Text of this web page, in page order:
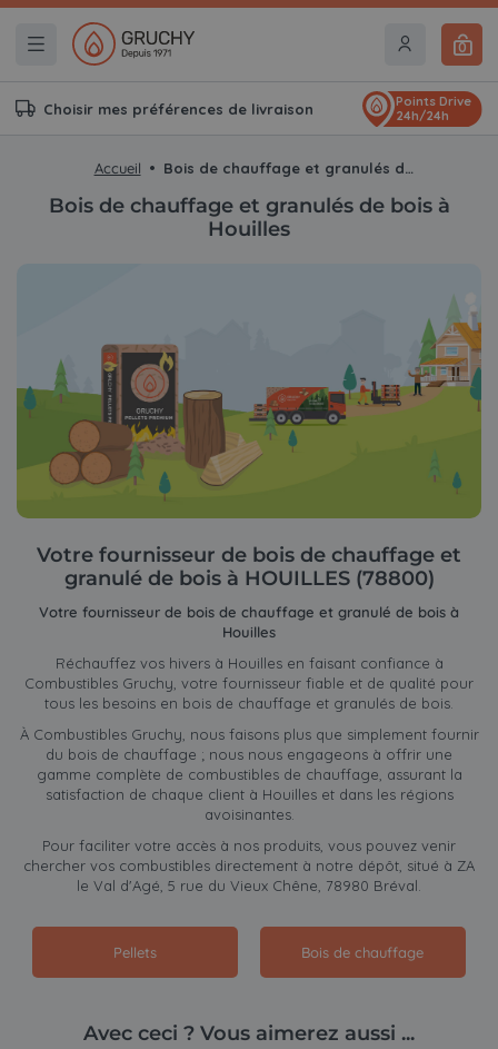
0
Choisir mes préférences de livraison
Points Drive
24h/24h
Accueil Bois de chauffage et granulés de bois à Houilles
Bois de chauffage et granulés de bois à
Houilles
Votre fournisseur de bois de chauffage et
granulé de bois à HOUILLES (78800)
Votre fournisseur de bois de chauffage et granulé de bois à
Houilles
Réchauffez vos hivers à Houilles en faisant confiance à
Combustibles Gruchy, votre fournisseur fiable et de qualité pour
tous les besoins en bois de chauffage et granulés de bois.
À Combustibles Gruchy, nous faisons plus que simplement fournir
du bois de chauffage ; nous nous engageons à offrir une
gamme complète de combustibles de chauffage, assurant la
satisfaction de chaque client à Houilles et dans les régions
avoisinantes.
Pour faciliter votre accès à nos produits, vous pouvez venir
chercher vos combustibles directement à notre dépôt, situé à ZA
le Val d'Agé, 5 rue du Vieux Chêne, 78980 Bréval.
Pellets Bois de chauffage
Avec ceci ? Vous aimerez aussi ...